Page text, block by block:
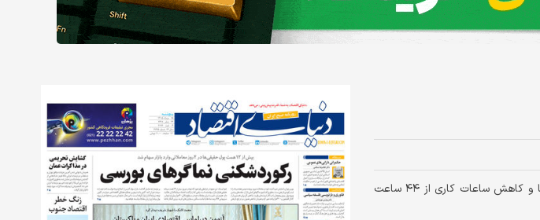
سخنگوی هیأت رئیسه مجلس عنوان کرد: پس از بررسی در کمیسیون اجتماعی با تعطیلی پنجشنبه‌ها و کاهش ساعات کاری از ۴۴ ساعت